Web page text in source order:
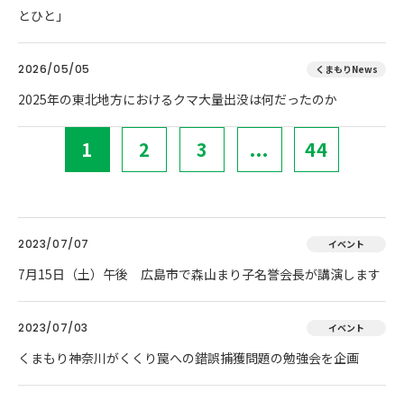
とひと」
2026/05/05 くまもりNews
2025年の東北地方におけるクマ大量出没は何だったのか
1 2 3 ... 44
2023/07/07 イベント
7月15日（土）午後 広島市で森山まり子名誉会長が講演します
2023/07/03 イベント
くまもり神奈川がくくり罠への錯誤捕獲問題の勉強会を企画